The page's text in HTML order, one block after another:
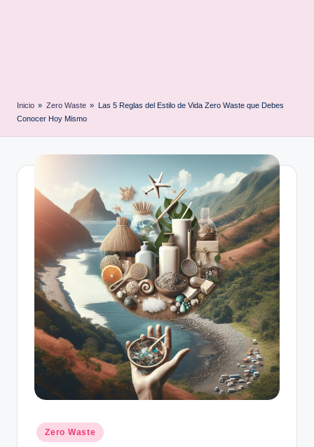
Inicio » Zero Waste » Las 5 Reglas del Estilo de Vida Zero Waste que Debes
Conocer Hoy Mismo
Posted
in
Zero Waste